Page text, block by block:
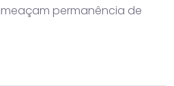
permanência de